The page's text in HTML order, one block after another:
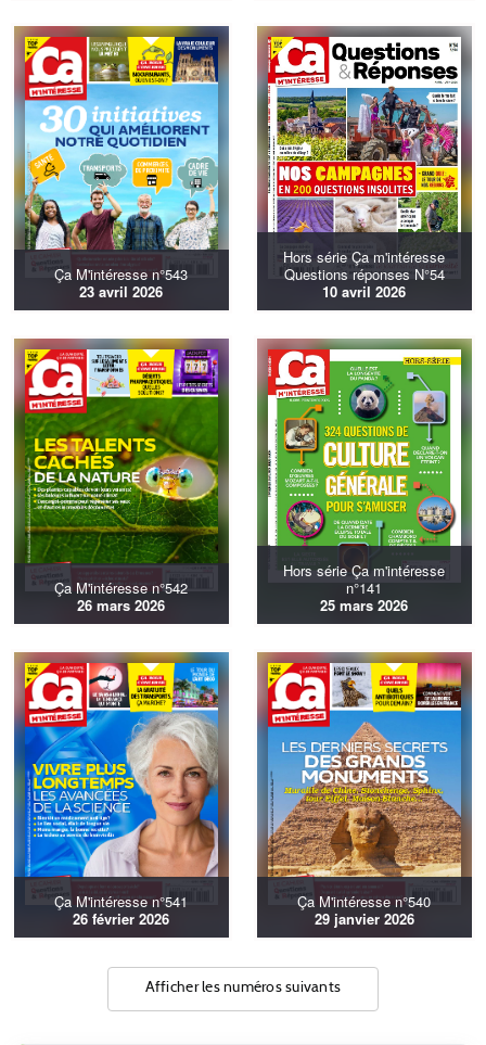
Ça M'intéresse n°543
23 avril 2026
Hors série Ça m'intéresse
Questions réponses N°54
10 avril 2026
Ça M'intéresse n°542
26 mars 2026
Hors série Ça m'intéresse
n°141
25 mars 2026
Ça M'intéresse n°541
26 février 2026
Ça M'intéresse n°540
29 janvier 2026
Afficher les numéros suivants